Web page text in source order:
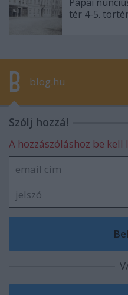
tér 4-5.
blog.hu
Szólj hozzá!
A hozzászóláshoz be kell